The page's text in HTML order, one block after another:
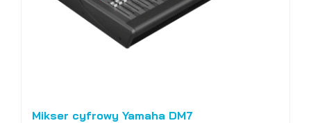
Mikser cyfrowy Yamaha DM7